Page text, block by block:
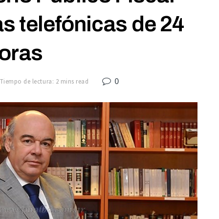
telefónicas de 24
Tiempo de lectura: 2 mins read 0